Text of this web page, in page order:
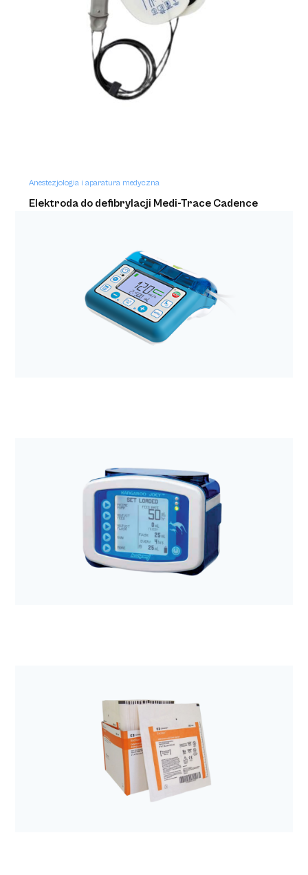
Anestezjologia i aparatura medyczna
Elektroda do defibrylacji Medi-Trace Cadence
Anestezjologia i aparatura medyczna
Pompa perystaltyczna COMPAT ELLA
Anestezjologia i aparatura medyczna
Pompa Kangaroo ePump